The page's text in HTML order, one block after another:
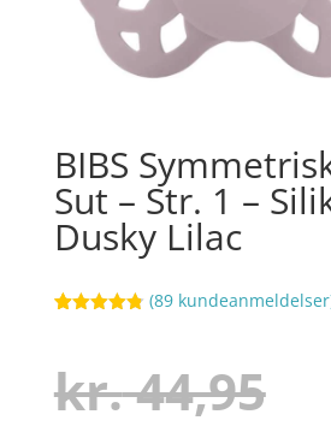
BIBS
Sut – Str. 1 –
Dusky Lilac
baseret på
kundebedøm
melser
(89
kr.44,95